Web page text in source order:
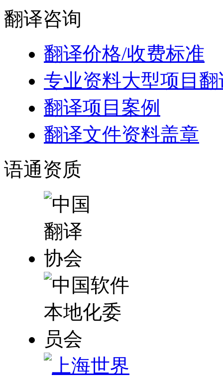
翻译咨询
翻译价格/收费标准
专业资料大型项目翻
翻译项目案例
翻译文件资料盖章
语通资质